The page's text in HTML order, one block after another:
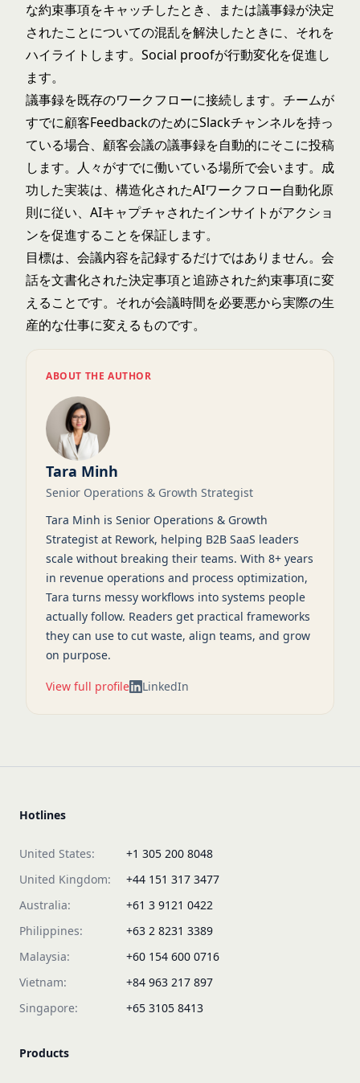
な約束事項をキャッチしたとき、または議事録が決定
されたことについての混乱を解決したときに、それを
ハイライトします。Social proofが行動変化を促進し
ます。
議事録を既存のワークフローに接続します。チームが
すでに顧客FeedbackのためにSlackチャンネルを持っ
ている場合、顧客会議の議事録を自動的にそこに投稿
します。人々がすでに働いている場所で会います。成
功した実装は、構造化されたAIワークフロー自動化原
則に従い、AIキャプチャされたインサイトがアクショ
ンを促進することを保証します。
目標は、会議内容を記録するだけではありません。会
話を文書化された決定事項と追跡された約束事項に変
えることです。それが会議時間を必要悪から実際の生
産的な仕事に変えるものです。
ABOUT THE AUTHOR
Tara Minh
Senior Operations & Growth Strategist
Tara Minh is Senior Operations & Growth
Strategist at Rework, helping B2B SaaS leaders
scale without breaking their teams. With 8+ years
in revenue operations and process optimization,
Tara turns messy workflows into systems people
actually follow. Readers get practical frameworks
they can use to cut waste, align teams, and grow
on purpose.
View full profile LinkedIn
Hotlines
United States:
+1 305 200 8048
United Kingdom:
+44 151 317 3477
Australia:
+61 3 9121 0422
Philippines:
+63 2 8231 3389
Malaysia:
+60 154 600 0716
Vietnam:
+84 963 217 897
Singapore:
+65 3105 8413
Products